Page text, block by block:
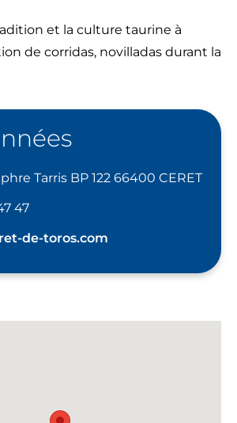
et la culture taurine à
de corridas, novilladas durant la
Tarris BP 122 66400 CERET
47
de-toros.com